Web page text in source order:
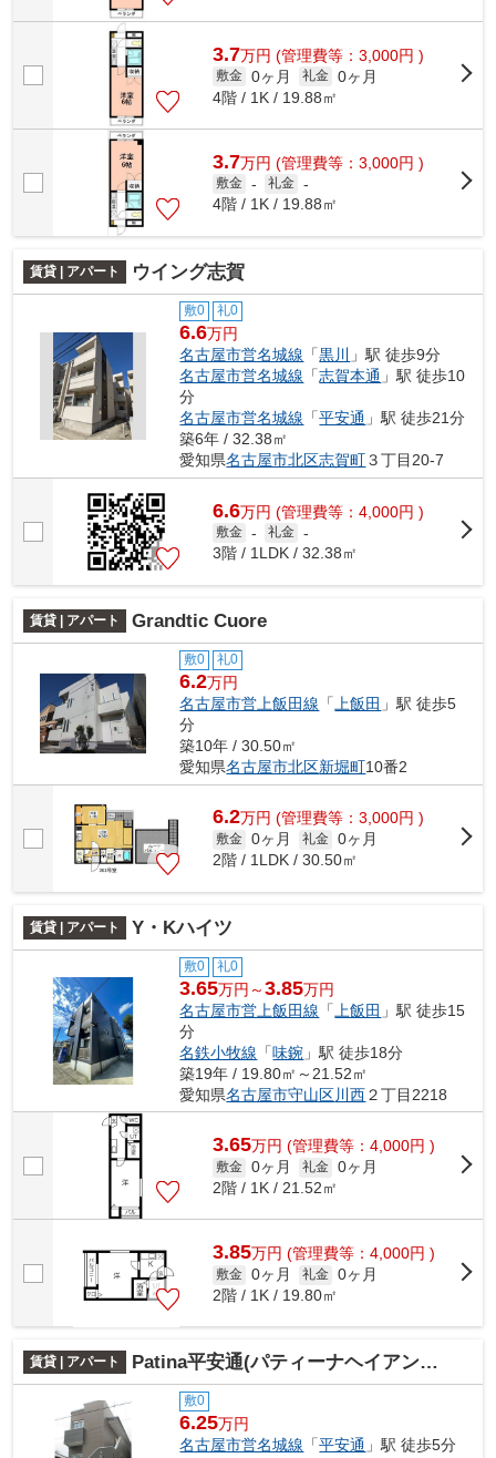
3.7万円 (管理費等：3,000円 )
敷金 0ヶ月 礼金 0ヶ月
4階 / 1K / 19.88㎡
3.7万円 (管理費等：3,000円 )
敷金 - 礼金 -
4階 / 1K / 19.88㎡
賃貸 | アパート ウイング志賀
敷0 礼0
6.6万円
名古屋市営名城線 「黒川
」駅 徒歩9分
名古屋市営名城線 「志賀本通 」駅 徒歩10
分
名古屋市営名城線 「平安通 」駅 徒歩21分
築6年 / 32.38㎡
愛知県名古屋市北区志賀町３丁目20-7
6.6万円 (管理費等：4,000円 )
敷金 - 礼金 -
3階 / 1LDK / 32.38㎡
賃貸 | アパート Grandtic Cuore
敷0 礼0
6.2万円
名古屋市営上飯田線 「 上飯田 」駅 徒歩5
分
築10年 / 30.50㎡
愛知県名古屋市北区新堀町10番2
6.2万円 (管理費等：3,000円 )
敷金 0ヶ月 礼金 0ヶ月
2階 / 1LDK / 30.50㎡
賃貸 | アパート Y・Kハイツ
敷0 礼0
3.65万円～3.85万円
名古屋市営上飯田線 「 上飯田 」駅 徒歩15
分
名鉄小牧線 「味鋺 」駅 徒歩18分
築19年 / 19.80㎡～21.52㎡
愛知県名古屋市守山区川西２丁目2218
3.65万円 (管理費等：4,000円 )
敷金 0ヶ月 礼金 0ヶ月
2階 / 1K / 21.52㎡
3.85万円 (管理費等：4,000円 )
敷金 0ヶ月 礼金 0ヶ月
2階 / 1K / 19.80㎡
賃貸 | アパート Patina平安通(パティーナヘイアンドオリ)
敷0
6.25万円
名古屋市営名城線 「平安通 」駅 徒歩5分